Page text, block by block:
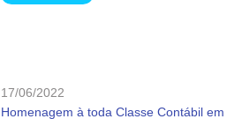
17/06/2022
Homenagem à toda Classe Contábil em